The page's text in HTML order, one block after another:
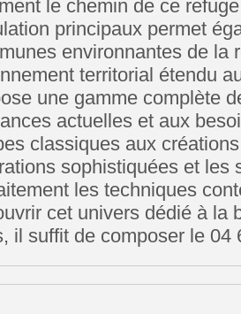
le chemin de ce
principaux permet
environnantes de la
territorial étendu
une gamme complète
actuelles et aux
classiques aux
sophistiquées et les
les techniques
cet univers dédié à la
il suffit de composer le 04